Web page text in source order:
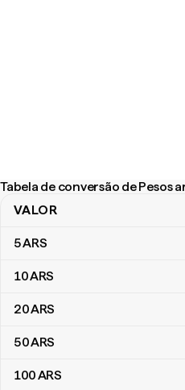
Tabela de conversão de Pesos
Tabela de conversão de Pesos
VALOR
5ARS
10ARS
20ARS
50ARS
100ARS